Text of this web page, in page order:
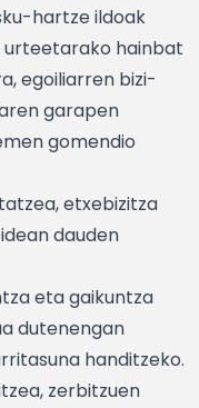
hartze ildoak
hainbat
egoiliarren bizi-
garapen
gomendio
etxebizitza
dauden
eta gaikuntza
dutenengan
handitzeko.
zerbitzuen